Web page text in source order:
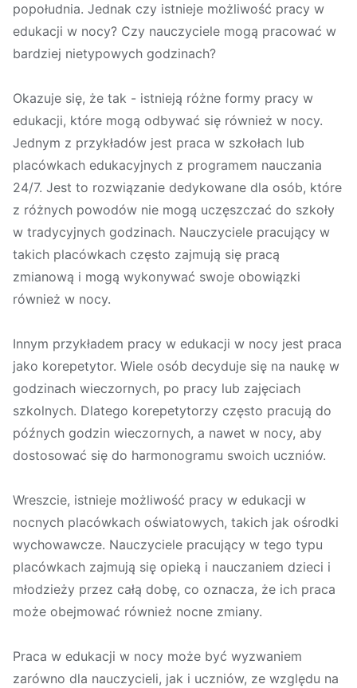
popołudnia. Jednak czy istnieje możliwość pracy w
edukacji w nocy? Czy nauczyciele mogą pracować w
bardziej nietypowych godzinach?
Okazuje się, że tak - istnieją różne formy pracy w
edukacji, które mogą odbywać się również w nocy.
Jednym z przykładów jest praca w szkołach lub
placówkach edukacyjnych z programem nauczania
24/7. Jest to rozwiązanie dedykowane dla osób, które
z różnych powodów nie mogą uczęszczać do szkoły
w tradycyjnych godzinach. Nauczyciele pracujący w
takich placówkach często zajmują się pracą
zmianową i mogą wykonywać swoje obowiązki
również w nocy.
Innym przykładem pracy w edukacji w nocy jest praca
jako korepetytor. Wiele osób decyduje się na naukę w
godzinach wieczornych, po pracy lub zajęciach
szkolnych. Dlatego korepetytorzy często pracują do
późnych godzin wieczornych, a nawet w nocy, aby
dostosować się do harmonogramu swoich uczniów.
Wreszcie, istnieje możliwość pracy w edukacji w
nocnych placówkach oświatowych, takich jak ośrodki
wychowawcze. Nauczyciele pracujący w tego typu
placówkach zajmują się opieką i nauczaniem dzieci i
młodzieży przez całą dobę, co oznacza, że ich praca
może obejmować również nocne zmiany.
Praca w edukacji w nocy może być wyzwaniem
zarówno dla nauczycieli, jak i uczniów, ze względu na